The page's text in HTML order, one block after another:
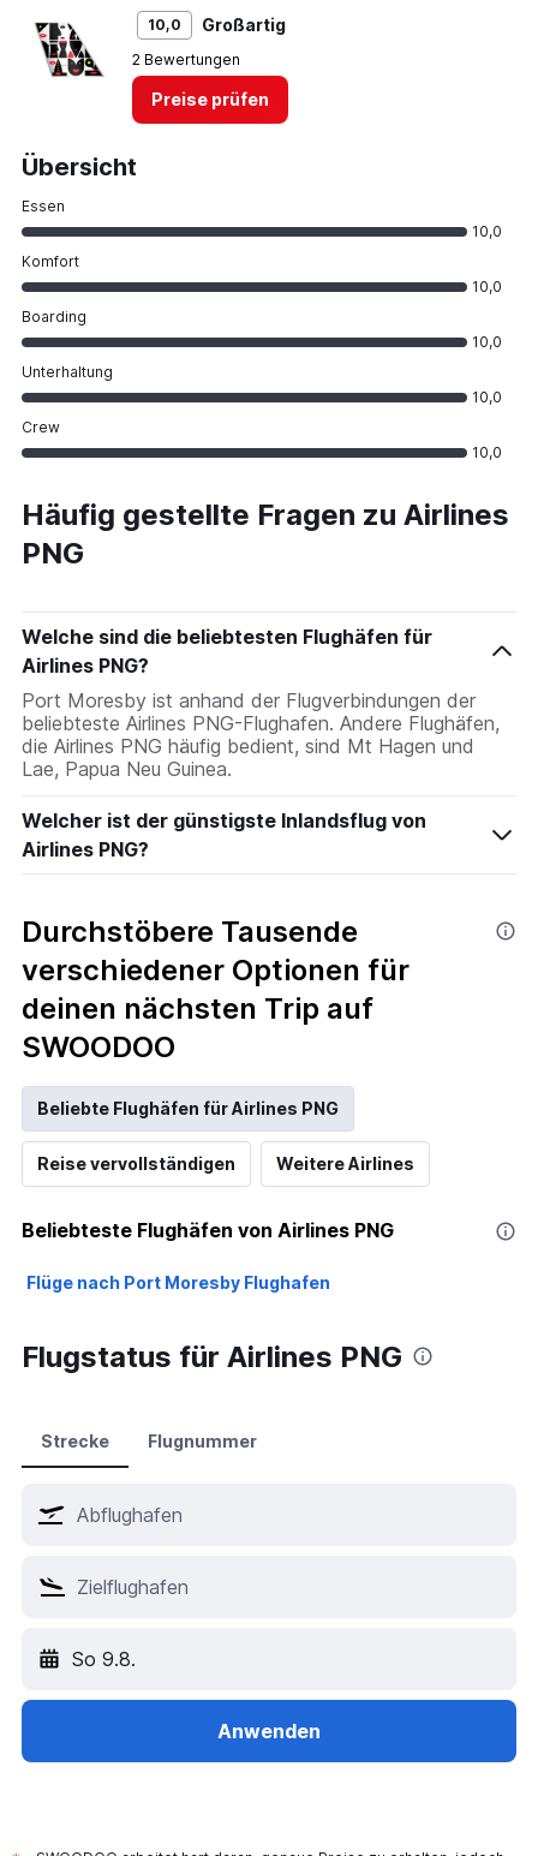
10,0 Großartig
2 Bewertungen
Preise prüfen
Übersicht
Essen
10,0
Komfort
10,0
Boarding
10,0
Unterhaltung
10,0
Crew
10,0
Häufig gestellte Fragen zu Airlines
PNG
Welche sind die beliebtesten Flughäfen für
Airlines PNG?
Port Moresby ist anhand der Flugverbindungen der
beliebteste Airlines PNG-Flughafen. Andere Flughäfen,
die Airlines PNG häufig bedient, sind Mt Hagen und
Lae, Papua Neu Guinea.
Welcher ist der günstigste Inlandsflug von
Airlines PNG?
Durchstöbere Tausende
verschiedener Optionen für
deinen nächsten Trip auf
SWOODOO
Beliebte Flughäfen für Airlines PNG
Reise vervollständigen Weitere Airlines
Beliebteste Flughäfen von Airlines PNG
Flüge nach Port Moresby Flughafen
Flugstatus für Airlines PNG
Strecke Flugnummer
So 9.8.
Anwenden